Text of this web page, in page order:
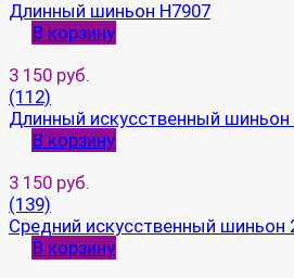
Длинный шиньон H7907
В корзину
3 150 руб.
(112)
Длинный искусственный шиньон
В корзину
3 150 руб.
(139)
Средний искусственный шиньон
В корзину